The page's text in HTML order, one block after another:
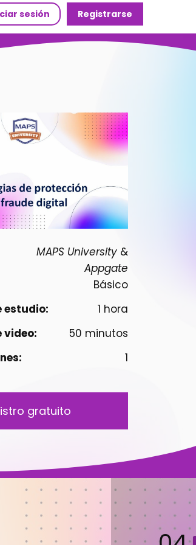
sesión Registrarse
MAPS University &
Appgate
Básico
estudio:
1 hora
video:
50 minutos
1
gratuito